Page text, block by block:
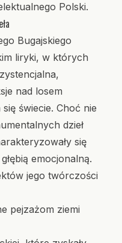
Polski.
Bugajskiego
liryki, w których
nad losem
świecie. Choć nie
dzieł
się
emocjonalną.
jego twórczości
pejzażom ziemi